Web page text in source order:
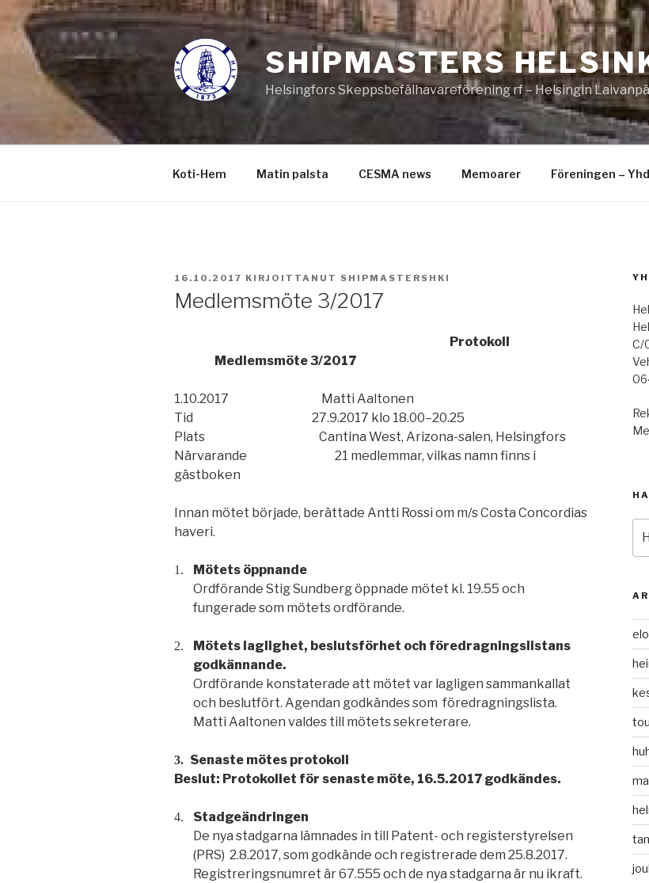
Siirry
sisältöön
SHIPMASTERS
Helsingfors Skeppsbefälhavareförening rf – Helsingin
Koti-Hem Matin palsta CESMA news Memoarer Föreningen –
JULKAISTU
16.10.2017 KIRJOITTANUT SHIPMASTERSHKI
Medlemsmöte 3/2017
Protokoll
Medlemsmöte 3/2017
1.10.2017 Matti Aaltonen
Tid 27.9.2017 klo 18.00–20.25
Plats Cantina West, Arizona-salen, Helsingfors
Närvarande 21 medlemmar, vilkas namn finns i
gästboken
Innan mötet började, berättade Antti Rossi om m/s Costa Concordias
haveri.
1.
Mötets öppnande
Ordförande Stig Sundberg öppnade mötet kl. 19.55 och
fungerade som mötets ordförande.
2.
Mötets laglighet, beslutsförhet och föredragningslistans
godkännande.
Ordförande konstaterade att mötet var lagligen sammankallat
och beslutfört. Agendan godkändes som föredragningslista.
Matti Aaltonen valdes till mötets sekreterare.
3. Senaste mötes protokoll
Beslut: Protokollet för senaste möte, 16.5.2017 godkändes.
4.
Stadgeändringen
De nya stadgarna lämnades in till Patent- och registerstyrelsen
(PRS) 2.8.2017, som godkände och registrerade dem 25.8.2017.
Registreringsnumret är 67.555 och de nya stadgarna är nu ikraft.
C/